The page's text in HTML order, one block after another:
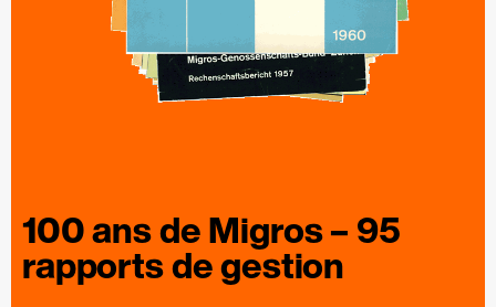
100 ans deMigros– 95
rapportsdegestion